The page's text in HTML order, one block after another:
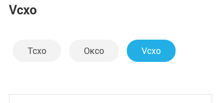
Vcxo
Tcxo Оксо Vcxo